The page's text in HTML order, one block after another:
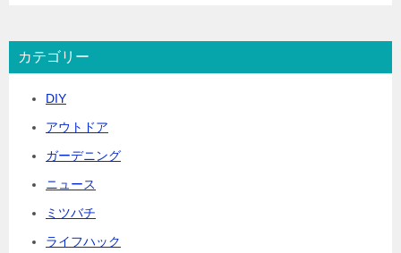
カテゴリー
DIY
アウトドア
ガーデニング
ニュース
ミツバチ
ライフハック